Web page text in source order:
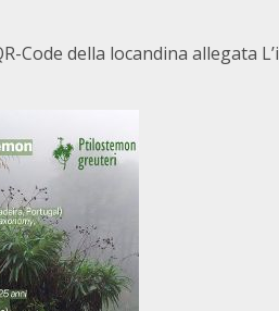
Code della locandina allegata